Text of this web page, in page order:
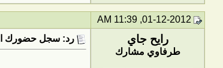
رايح جاي
طرفاوي مشارك
رد: سجل حضورك